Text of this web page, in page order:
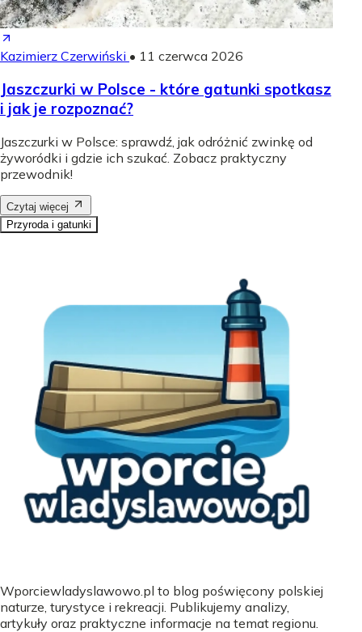
Kazimierz Czerwiński • 11 czerwca 2026
Jaszczurki w Polsce - które gatunki spotkasz
i jak je rozpoznać?
Jaszczurki w Polsce: sprawdź, jak odróżnić zwinkę od
żyworódki i gdzie ich szukać. Zobacz praktyczny
przewodnik!
Czytaj więcej
Przyroda i gatunki
Wporciewladyslawowo.pl to blog poświęcony polskiej
naturze, turystyce i rekreacji. Publikujemy analizy,
artykuły oraz praktyczne informacje na temat regionu.